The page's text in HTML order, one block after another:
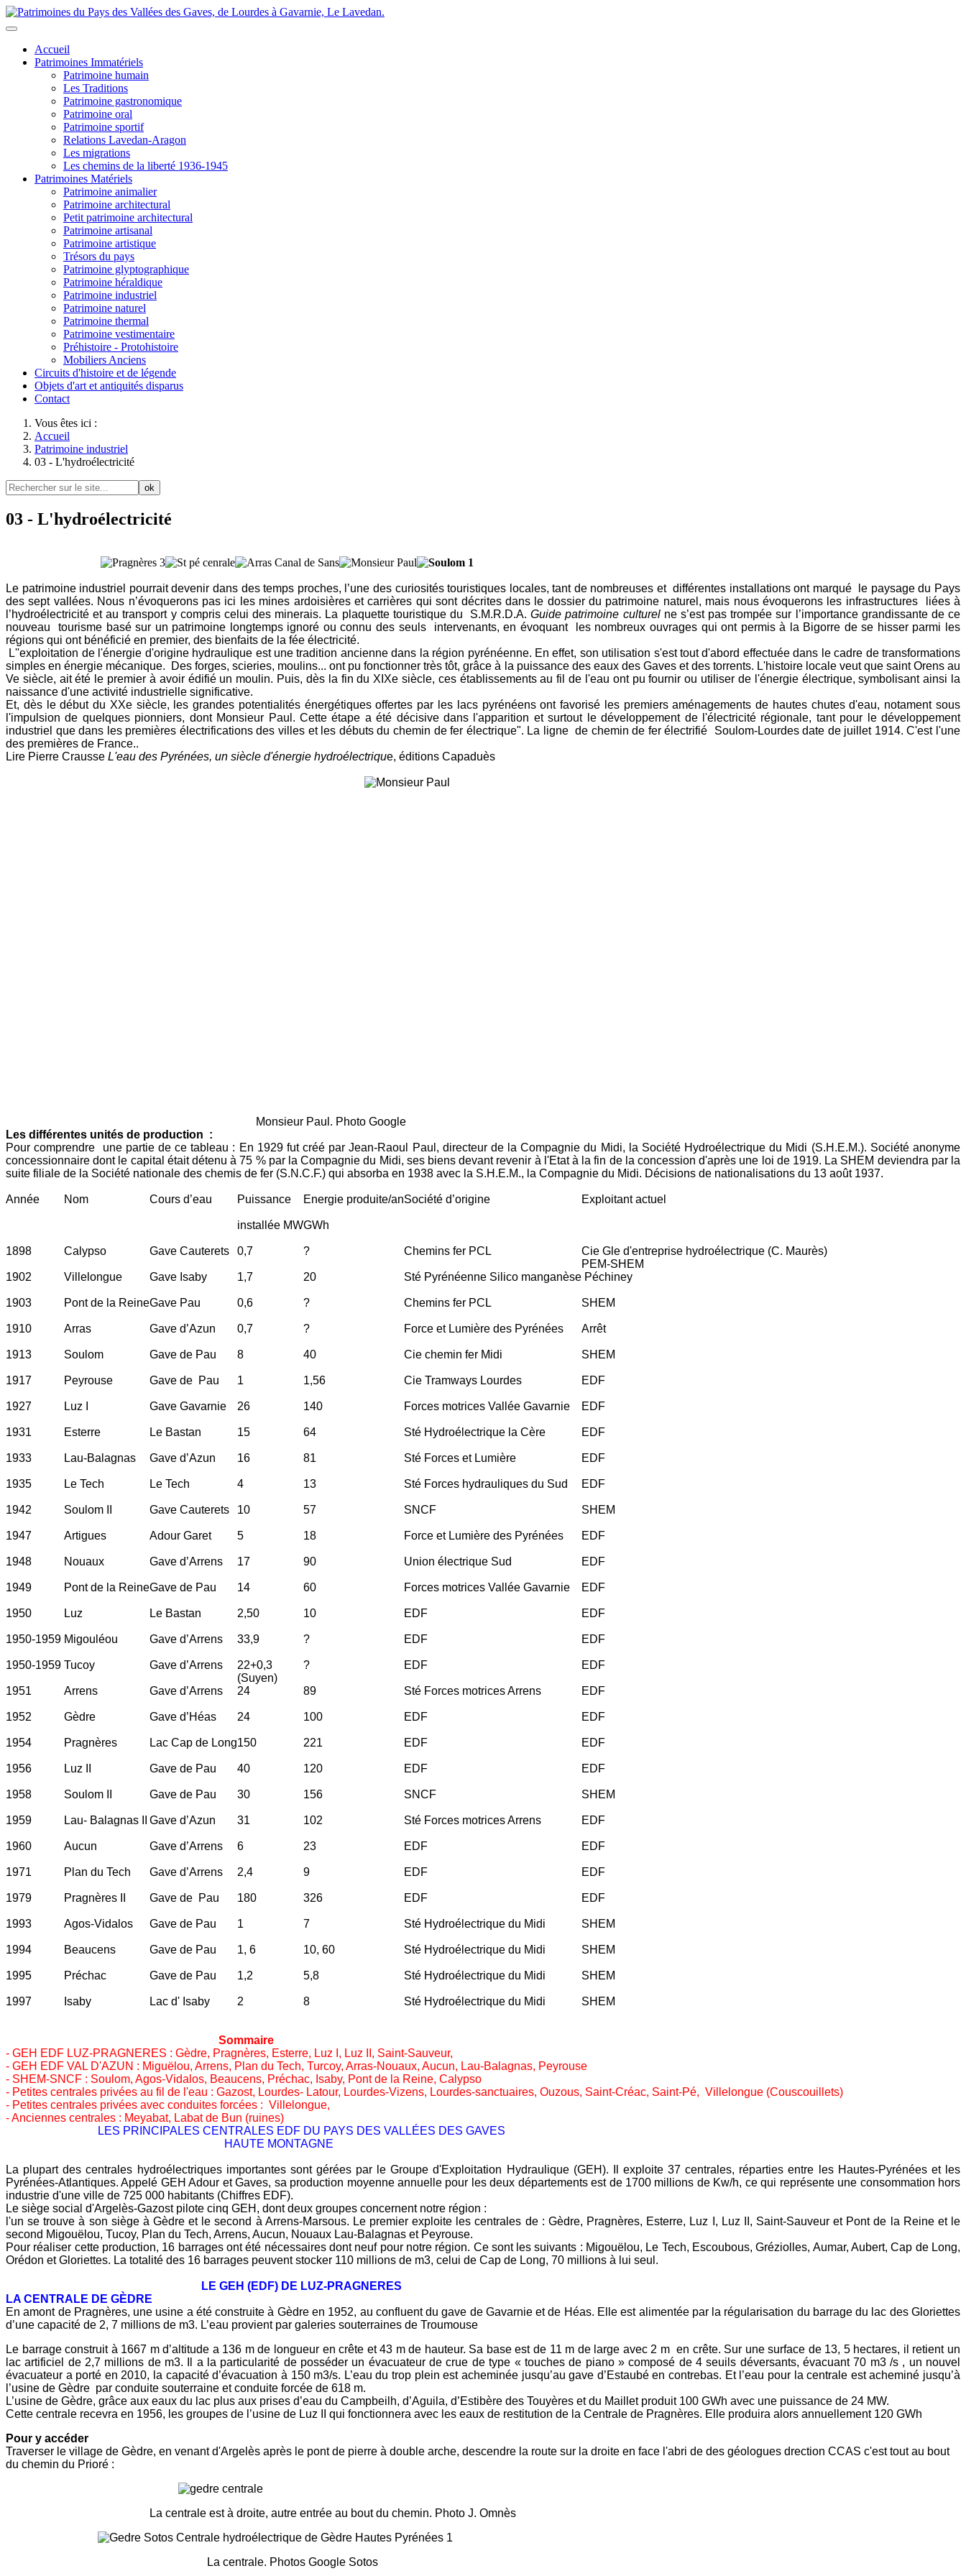
Accueil
Patrimoines Immatériels
Patrimoine humain
Les Traditions
Patrimoine gastronomique
Patrimoine oral
Patrimoine sportif
Relations Lavedan-Aragon
Les migrations
Les chemins de la liberté 1936-1945
Patrimoines Matériels
Patrimoine animalier
Patrimoine architectural
Petit patrimoine architectural
Patrimoine artisanal
Patrimoine artistique
Trésors du pays
Patrimoine glyptographique
Patrimoine héraldique
Patrimoine industriel
Patrimoine naturel
Patrimoine thermal
Patrimoine vestimentaire
Préhistoire - Protohistoire
Mobiliers Anciens
Circuits d'histoire et de légende
Objets d'art et antiquités disparus
Contact
Vous êtes ici :
Accueil
Patrimoine industriel
03 - L'hydroélectricité
ok
03 - L'hydroélectricité
Le patrimoine industriel pourrait devenir dans des temps proches, l’une des curiosités touristiques locales, tant de nombreuses et différentes installations ont marqué le paysage du Pays
des sept vallées. Nous n’évoquerons pas ici les mines ardoisières et carrières qui sont décrites dans le dossier du patrimoine naturel, mais nous évoquerons les infrastructures liées à
l’hydroélectricité et au transport y compris celui des minerais. La plaquette touristique du S.M.R.D.A.Guide patrimoine culturelne s’est pas trompée sur l’importance grandissante de ce
nouveau tourisme basé sur un patrimoine longtemps ignoré ou connu des seuls intervenants, en évoquant les nombreux ouvrages qui ont permis à la Bigorre de se hisser parmi les
régions qui ont bénéficié en premier, des bienfaits de la fée électricité.
L''exploitation de l'énergie d'origine hydraulique est une tradition ancienne dans la région pyrénéenne. En effet, son utilisation s'est tout d'abord effectuée dans le cadre de transformations
simples en énergie mécanique. Des forges, scieries, moulins... ont pu fonctionner très tôt, grâce à la puissance des eaux des Gaves et des torrents. L'histoire locale veut que saint Orens au
Ve siècle, ait été le premier à avoir édifié un moulin. Puis, dès la fin du XIXe siècle, ces établissements au fil de l'eau ont pu fournir ou utiliser de l'énergie électrique, symbolisant ainsi la
naissance d'une activité industrielle significative.
Et, dès le début du XXe siècle, les grandes potentialités énergétiques offertes par les lacs pyrénéens ont favorisé les premiers aménagements de hautes chutes d'eau, notament sous
l'impulsion de quelques pionniers, dont Monsieur Paul. Cette étape a été décisive dans l'apparition et surtout le développement de l'électricité régionale, tant pour le développement
industriel que dans les premières électrifications des villes et les débuts du chemin de fer électrique". La ligne de chemin de fer électrifié Soulom-Lourdes date de juillet 1914. C'est l'une
des premières de France..
Lire Pierre Crausse L'eau des Pyrénées, un siècle d'énergie hydroélectrique, éditions Capaduès
Monsieur Paul. Photo Google
Les différentes unités de production :
Pour comprendre une partie de ce tableau : En 1929 fut créé par Jean-Raoul Paul, directeur de la Compagnie du Midi, la Société Hydroélectrique du Midi (S.H.E.M.). Société anonyme
concessionnaire dont le capital était détenu à 75 % par la Compagnie du Midi, ses biens devant revenir à l'Etat à la fin de la concession d'après une loi de 1919. La SHEM deviendra par la
suite filiale de la Société nationale des chemis de fer (S.N.C.F.) qui absorba en 1938 avec la S.H.E.M., la Compagnie du Midi. Décisions de nationalisations du 13 août 1937.
Année Nom Cours d’eau Puissance
installée MW
Energie produite/an
GWh
Société d’origine Exploitant actuel
1898 Calypso Gave Cauterets 0,7 ? Chemins fer PCL
Cie Gle d'entreprise hydroélectrique (C. Maurès)
PEM-SHEM
1902
Villelongue Gave Isaby 1,7 20 Sté Pyrénéenne Silico manganèse Péchiney
1903 Pont de la ReineGave Pau 0,6 ? Chemins fer PCL SHEM
1910 Arras Gave d’Azun 0,7 ? Force et Lumière des Pyrénées Arrêt
1913 Soulom Gave de Pau 8 40 Cie chemin fer Midi SHEM
1917 Peyrouse Gave de Pau 1 1,56 Cie Tramways Lourdes EDF
1927 Luz I Gave Gavarnie 26 140 Forces motrices Vallée Gavarnie EDF
1931 Esterre Le Bastan 15 64 Sté Hydroélectrique la Cère EDF
1933 Lau-Balagnas Gave d’Azun 16 81 Sté Forces et Lumière EDF
1935 Le Tech Le Tech 4 13 Sté Forces hydrauliques du Sud EDF
1942 Soulom II Gave Cauterets 10 57 SNCF SHEM
1947 Artigues Adour Garet 5 18 Force et Lumière des Pyrénées EDF
1948 Nouaux Gave d’Arrens 17 90 Union électrique Sud EDF
1949 Pont de la ReineGave de Pau 14 60 Forces motrices Vallée Gavarnie EDF
1950 Luz Le Bastan 2,50 10 EDF EDF
1950-1959 Migouléou Gave d’Arrens 33,9 ? EDF EDF
1950-1959 Tucoy Gave d’Arrens
22+0,3
(Suyen)
? EDF EDF
1951 Arrens Gave d’Arrens 24 89 Sté Forces motrices Arrens EDF
1952 Gèdre Gave d’Héas 24 100 EDF EDF
1954 Pragnères Lac Cap de Long150 221 EDF EDF
1956 Luz II Gave de Pau 40 120 EDF EDF
1958 Soulom II Gave de Pau 30 156 SNCF SHEM
1959 Lau- Balagnas II Gave d’Azun 31 102 Sté Forces motrices Arrens EDF
1960 Aucun Gave d’Arrens 6 23 EDF EDF
1971 Plan du Tech Gave d’Arrens 2,4 9 EDF EDF
1979 Pragnères II Gave de Pau 180 326 EDF EDF
1993 Agos-Vidalos Gave de Pau 1 7 Sté Hydroélectrique du Midi SHEM
1994 Beaucens Gave de Pau 1, 6 10, 60 Sté Hydroélectrique du Midi SHEM
1995 Préchac Gave de Pau 1,2 5,8 Sté Hydroélectrique du Midi SHEM
1997 Isaby Lac d' Isaby 2 8 Sté Hydroélectrique du Midi SHEM
Sommaire
- GEH EDF LUZ-PRAGNERES : Gèdre, Pragnères, Esterre, Luz I, Luz II, Saint-Sauveur,
- GEH EDF VAL D'AZUN : Miguëlou, Arrens, Plan du Tech, Turcoy, Arras-Nouaux, Aucun, Lau-Balagnas, Peyrouse
- SHEM-SNCF : Soulom, Agos-Vidalos, Beaucens, Préchac, Isaby, Pont de la Reine, Calypso
- Petites centrales privées au fil de l'eau : Gazost, Lourdes- Latour, Lourdes-Vizens, Lourdes-sanctuaires, Ouzous, Saint-Créac, Saint-Pé, Villelongue (Couscouillets)
- Petites centrales privées avec conduites forcées : Villelongue,
- Anciennes centrales : Meyabat, Labat de Bun (ruines)
LES PRINCIPALES CENTRALES EDF DU PAYS DES VALLÉES DES GAVES
HAUTE MONTAGNE
La plupart des centrales hydroélectriques importantes sont gérées par le Groupe d'Exploitation Hydraulique (GEH). Il exploite 37 centrales, réparties entre les Hautes-Pyrénées et les
Pyrénées-Atlantiques. Appelé GEH Adour et Gaves, sa production moyenne annuelle pour les deux départements est de 1700 millions de Kw/h, ce qui représente une consommation hors
industrie d'une ville de 725 000 habitants (Chiffres EDF).
Le siège social d'Argelès-Gazost pilote cinq GEH, dont deux groupes concernent notre région :
l'un se trouve à son siège à Gèdre et le second à Arrens-Marsous. Le premier exploite les centrales de : Gèdre, Pragnères, Esterre, Luz I, Luz II, Saint-Sauveur et Pont de la Reine et le
second Migouëlou, Tucoy, Plan du Tech, Arrens, Aucun, Nouaux Lau-Balagnas et Peyrouse.
Pour réaliser cette production, 16 barrages ont été nécessaires dont neuf pour notre région. Ce sont les suivants : Migouëlou, Le Tech, Escoubous, Gréziolles, Aumar, Aubert, Cap de Long,
Orédon et Gloriettes. La totalité des 16 barrages peuvent stocker 110 millions de m3, celui de Cap de Long, 70 millions à lui seul.
LE GEH (EDF) DE LUZ-PRAGNERES
LA CENTRALE DE GÈDRE
En amont de Pragnères, une usine a été construite à Gèdre en 1952, au confluent du gave de Gavarnie et de Héas. Elle est alimentée par la régularisation du barrage du lac des Gloriettes
d’une capacité de 2, 7 millions de m3. L’eau provient par galeries souterraines de Troumouse
Le barrage construit à 1667 m d’altitude a 136 m de longueur en crête et 43 m de hauteur. Sa base est de 11 m de large avec 2 m en crête. Sur une surface de 13, 5 hectares, il retient un
lac artificiel de 2,7 millions de m3. Il a la particularité de posséder un évacuateur de crue de type « touches de piano » composé de 4 seuils déversants, évacuant 70 m3 /s , un nouvel
évacuateur a porté en 2010, la capacité d’évacuation à 150 m3/s. L’eau du trop plein est acheminée jusqu’au gave d’Estaubé en contrebas. Et l’eau pour la centrale est acheminé jusqu’à
l’usine de Gèdre par conduite souterraine et conduite forcée de 618 m.
L’usine de Gèdre, grâce aux eaux du lac plus aux prises d’eau du Campbeilh, d’Aguila, d’Estibère des Touyères et du Maillet produit 100 GWh avec une puissance de 24 MW.
Cette centrale recevra en 1956, les groupes de l’usine de Luz II qui fonctionnera avec les eaux de restitution de la Centrale de Pragnères. Elle produira alors annuellement 120 GWh
Pour y accéder
Traverser le village de Gèdre, en venant d'Argelès après le pont de pierre à double arche, descendre la route sur la droite en face l'abri de des géologues drection CCAS c'est tout au bout
du chemin du Prioré :
La centrale est à droite, autre entrée au bout du chemin. Photo J. Omnès
La centrale. Photos Google Sotos